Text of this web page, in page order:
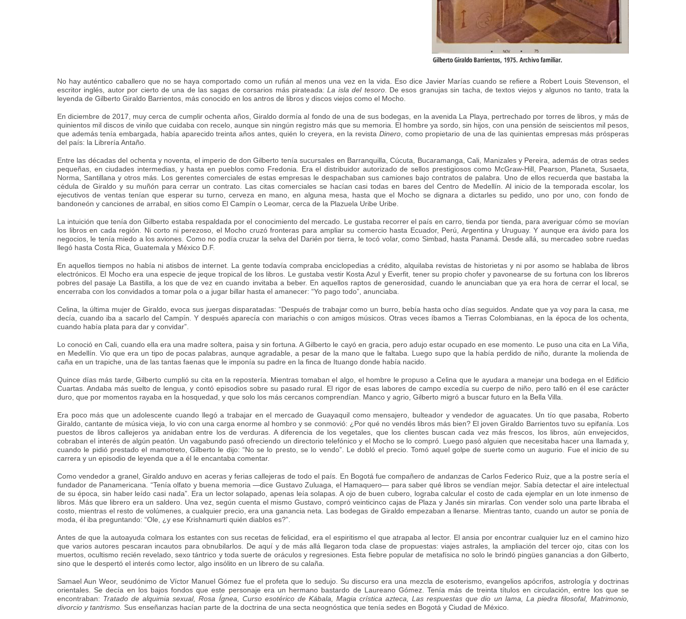
No hay auténtico caballero que no se haya comportado como un rufián al menos una vez en la vida. Eso dice Javier Marías cuando se refiere a Robert Louis Stevenson, el
escritor inglés, autor por cierto de una de las sagas de corsarios más pirateada:La isla del tesoro. De esos granujas sin tacha, de textos viejos y algunos no tanto, trata la
leyenda de Gilberto Giraldo Barrientos, más conocido en los antros de libros y discos viejos como el Mocho.
En diciembre de 2017, muy cerca de cumplir ochenta años, Giraldo dormía al fondo de una de sus bodegas, en la avenida La Playa, pertrechado por torres de libros, y más de
quinientos mil discos de vinilo que cuidaba con recelo, aunque sin ningún registro más que su memoria. El hombre ya sordo, sin hijos, con una pensión de seiscientos mil pesos,
que además tenía embargada, había aparecido treinta años antes, quién lo creyera, en la revista Dinero, como propietario de una de las quinientas empresas más prósperas
del país: la Librería Antaño.
Entre las décadas del ochenta y noventa, el imperio de don Gilberto tenía sucursales en Barranquilla, Cúcuta, Bucaramanga, Cali, Manizales y Pereira, además de otras sedes
pequeñas, en ciudades intermedias, y hasta en pueblos como Fredonia. Era el distribuidor autorizado de sellos prestigiosos como McGraw-Hill, Pearson, Planeta, Susaeta,
Norma, Santillana y otros más. Los gerentes comerciales de estas empresas le despachaban sus camiones bajo contratos de palabra. Uno de ellos recuerda que bastaba la
cédula de Giraldo y su muñón para cerrar un contrato. Las citas comerciales se hacían casi todas en bares del Centro de Medellín. Al inicio de la temporada escolar, los
ejecutivos de ventas tenían que esperar su turno, cerveza en mano, en alguna mesa, hasta que el Mocho se dignara a dictarles su pedido, uno por uno, con fondo de
bandoneón y canciones de arrabal, en sitios como El Campín o Leomar, cerca de la Plazuela Uribe Uribe.
La intuición que tenía don Gilberto estaba respaldada por el conocimiento del mercado. Le gustaba recorrer el país en carro, tienda por tienda, para averiguar cómo se movían
los libros en cada región. Ni corto ni perezoso, el Mocho cruzó fronteras para ampliar su comercio hasta Ecuador, Perú, Argentina y Uruguay. Y aunque era ávido para los
negocios, le tenía miedo a los aviones. Como no podía cruzar la selva del Darién por tierra, le tocó volar, como Simbad, hasta Panamá. Desde allá, su mercadeo sobre ruedas
llegó hasta Costa Rica, Guatemala y México D.F.
En aquellos tiempos no había ni atisbos de internet. La gente todavía compraba enciclopedias a crédito, alquilaba revistas de historietas y ni por asomo se hablaba de libros
electrónicos. El Mocho era una especie de jeque tropical de los libros. Le gustaba vestir Kosta Azul y Everfit, tener su propio chofer y pavonearse de su fortuna con los libreros
pobres del pasaje La Bastilla, a los que de vez en cuando invitaba a beber. En aquellos raptos de generosidad, cuando le anunciaban que ya era hora de cerrar el local, se
encerraba con los convidados a tomar pola o a jugar billar hasta el amanecer: “Yo pago todo”, anunciaba.
Celina, la última mujer de Giraldo, evoca sus juergas disparatadas: “Después de trabajar como un burro, bebía hasta ocho días seguidos. Andate que ya voy para la casa, me
decía, cuando iba a sacarlo del Campín. Y después aparecía con mariachis o con amigos músicos. Otras veces íbamos a Tierras Colombianas, en la época de los ochenta,
cuando había plata para dar y convidar”.
Lo conoció en Cali, cuando ella era una madre soltera, paisa y sin fortuna. A Gilberto le cayó en gracia, pero adujo estar ocupado en ese momento. Le puso una cita en La Viña,
en Medellín. Vio que era un tipo de pocas palabras, aunque agradable, a pesar de la mano que le faltaba. Luego supo que la había perdido de niño, durante la molienda de
caña en un trapiche, una de las tantas faenas que le imponía su padre en la finca de Ituango donde había nacido.
Quince días más tarde, Gilberto cumplió su cita en la repostería. Mientras tomaban el algo, el hombre le propuso a Celina que le ayudara a manejar una bodega en el Edificio
Cuartas. Andaba más suelto de lengua, y contó episodios sobre su pasado rural. El rigor de esas labores de campo excedía su cuerpo de niño, pero talló en él ese carácter
duro, que por momentos rayaba en la hosquedad, y que solo los más cercanos comprendían. Manco y agrio, Gilberto migró a buscar futuro en la Bella Villa.
Era poco más que un adolescente cuando llegó a trabajar en el mercado de Guayaquil como mensajero, bulteador y vendedor de aguacates. Un tío que pasaba, Roberto
Giraldo, cantante de música vieja, lo vio con una carga enorme al hombro y se conmovió: ¿Por qué no vendés libros más bien? El joven Giraldo Barrientos tuvo su epifanía. Los
puestos de libros callejeros ya anidaban entre los de verduras. A diferencia de los vegetales, que los clientes buscan cada vez más frescos, los libros, aún envejecidos,
cobraban el interés de algún peatón. Un vagabundo pasó ofreciendo un directorio telefónico y el Mocho se lo compró. Luego pasó alguien que necesitaba hacer una llamada y,
cuando le pidió prestado el mamotreto, Gilberto le dijo: “No se lo presto, se lo vendo”. Le dobló el precio. Tomó aquel golpe de suerte como un augurio. Fue el inicio de su
carrera y un episodio de leyenda que a él le encantaba comentar.
Como vendedor a granel, Giraldo anduvo en aceras y ferias callejeras de todo el país. En Bogotá fue compañero de andanzas de Carlos Federico Ruiz, que a la postre sería el
fundador de Panamericana. “Tenía olfato y buena memoria —dice Gustavo Zuluaga, el Hamaquero— para saber qué libros se vendían mejor. Sabía detectar el aire intelectual
de su época, sin haber leído casi nada”. Era un lector solapado, apenas leía solapas. A ojo de buen cubero, lograba calcular el costo de cada ejemplar en un lote inmenso de
libros. Más que librero era un saldero. Una vez, según cuenta el mismo Gustavo, compró veinticinco cajas de Plaza y Janés sin mirarlas. Con vender solo una parte libraba el
costo, mientras el resto de volúmenes, a cualquier precio, era una ganancia neta. Las bodegas de Giraldo empezaban a llenarse. Mientras tanto, cuando un autor se ponía de
moda, él iba preguntando: “Ole, ¿y ese Krishnamurti quién diablos es?”.
Antes de que la autoayuda colmara los estantes con sus recetas de felicidad, era el espiritismo el que atrapaba al lector. El ansia por encontrar cualquier luz en el camino hizo
que varios autores pescaran incautos para obnubilarlos. De aquí y de más allá llegaron toda clase de propuestas: viajes astrales, la ampliación del tercer ojo, citas con los
muertos, ocultismo recién revelado, sexo tántrico y toda suerte de oráculos y regresiones. Esta fiebre popular de metafísica no solo le brindó pingües ganancias a don Gilberto,
sino que le despertó el interés como lector, algo insólito en un librero de su calaña.
Samael Aun Weor, seudónimo de Víctor Manuel Gómez fue el profeta que lo sedujo. Su discurso era una mezcla de esoterismo, evangelios apócrifos, astrología y doctrinas
orientales. Se decía en los bajos fondos que este personaje era un hermano bastardo de Laureano Gómez. Tenía más de treinta títulos en circulación, entre los que se
encontraban: Tratado de alquimia sexual, Rosa Ígnea, Curso esotérico de Kábala, Magia crística azteca, Las respuestas que dio un lama, La piedra filosofal, Matrimonio,
divorcio y tantrismo. Sus enseñanzas hacían parte de la doctrina de una secta neognóstica que tenía sedes en Bogotá y Ciudad de México.